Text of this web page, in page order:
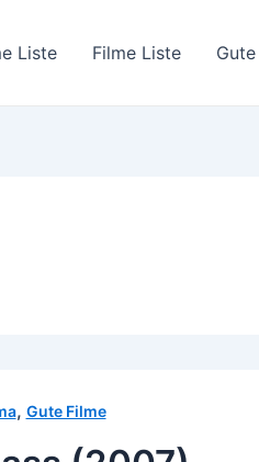
Liste Filme Liste
, Gute Filme